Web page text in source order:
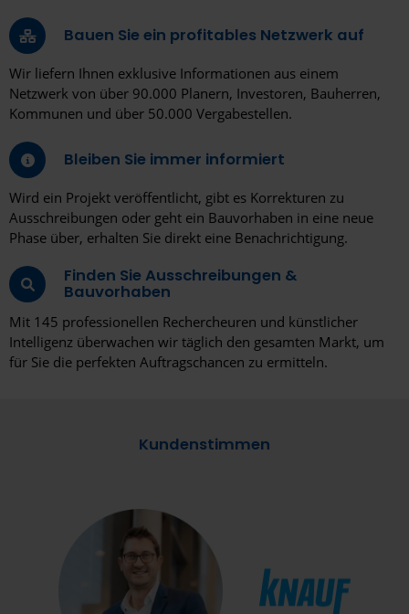
Bauen Sie ein profitables Netzwerk auf
Wir liefern Ihnen exklusive Informationen aus einem
Netzwerk von über 90.000 Planern, Investoren, Bauherren,
Kommunen und über 50.000 Vergabestellen.
Bleiben Sie immer informiert
Wird ein Projekt veröffentlicht, gibt es Korrekturen zu
Ausschreibungen oder geht ein Bauvorhaben in eine neue
Phase über, erhalten Sie direkt eine Benachrichtigung.
Finden Sie Ausschreibungen &
Bauvorhaben
Mit 145 professionellen Rechercheuren und künstlicher
Intelligenz überwachen wir täglich den gesamten Markt, um
für Sie die perfekten Auftragschancen zu ermitteln.
Kundenstimmen